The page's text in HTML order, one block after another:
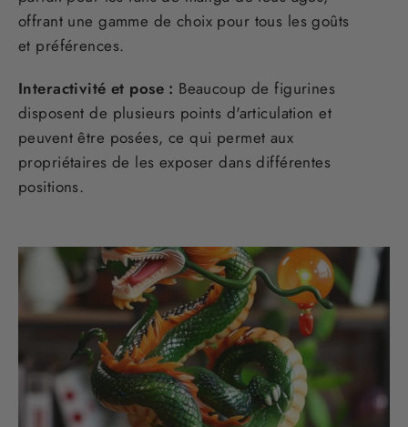
offrant une gamme de choix pour tous les goûts
et préférences.
Interactivité et pose : Beaucoup de figurines
disposent de plusieurs points d'articulation et
peuvent être posées, ce qui permet aux
propriétaires de les exposer dans différentes
positions.